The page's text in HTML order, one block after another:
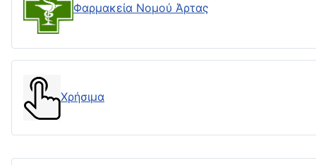
Φαρμακεία Νομού Άρτας
Χρήσιμα